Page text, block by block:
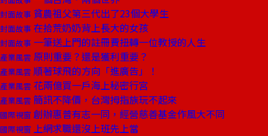
封面故事 貧農祖父第三代出了23個大學生
封面故事 在拾荒奶奶背上長大的女孩
封面故事 一筆送上門的註冊費扭轉一位教授的人生
產業風雲 原則重要？還是獲利重要？
產業風雲 順著球飛的方向「進廣告」！
產業風雲 花兩億買一戶海上秘密行宮
產業風雲 簡訊不降價，台灣拇指族玩不起來
國際視窗 創辦惠普有志一同，經營慈善基金作風大不同
國際視窗 上網求職還沒上班先上當